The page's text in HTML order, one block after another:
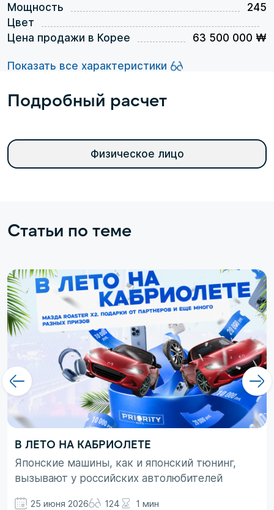
Мощность
245
Цвет
Цена продажи в Корее
63 500 000 ₩
Показать все характеристики
Подробный расчет
Физическое лицо
Статьи по теме
В ЛЕТО НА КАБРИОЛЕТЕ
Японские машины, как и японский тюнинг,
вызывают у российских автолюбителей
25 июня 2026 124 1 мин